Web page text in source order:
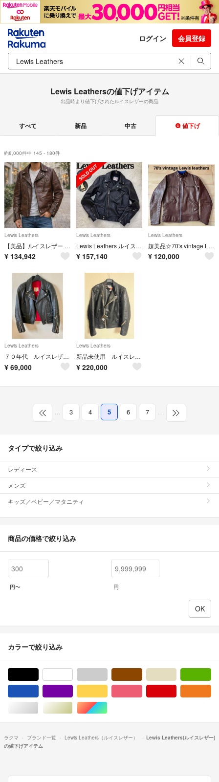
ログイン 会員登録
Lewis Leathersの値下げアイテム
出品時より値下げされたルイスレザーの商品
すべて 新品 中古 値下げ
約8,000件中 145 - 180件
Lewis Leathers
【美品】ルイスレザー AVIAKIT ダブルライダースジャケット 赤キルティング
¥ 134,942
Lewis Leathers
Lewis Leathers ルイスレザー AVIAKIT ライダースジャケット
¥ 157,140
Lewis Leathers
超美品☆70's vintage Lewis leathers スポーツマン
¥ 120,000
Lewis Leathers
７０年代 ルイスレザー シングルライダース
¥ 69,000
Lewis Leathers
新品未使用 ルイスレザー スーパーモンザ 42サイズ
¥ 220,000
… 3 4 5 6 7 …
タイプで絞り込み
レディース
メンズ
キッズ／ベビー／マタニティ
商品の価格で絞り込み
円〜 円
カラーで絞り込み
シルバー/銀色系ゴールド/金色系マルチカラー
ラクマ ブランド一覧 Lewis Leathers（ルイスレザー）
Lewis Leathers(ルイスレザー)
の値下げアイテム